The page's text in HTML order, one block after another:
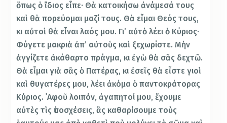
ὅπως ὁ ἴδιος εἶπε· Θὰ κατοικήσω ἀνάμεσά τους
καὶ θὰ πορεύομαι μαζί τους. Θὰ εἶμαι Θεός τους,
κι αὐτοὶ θὰ εἶναι λαός μου. Γι’ αὐτὸ λέει ὁ Κύριος·
Φύγετε μακριὰ ἀπ’ αὐτοὺς καὶ ξεχωρίστε. Μὴν
ἀγγίζετε ἀκάθαρτο πράγμα, κι ἐγὼ θὰ σᾶς δεχτῶ.
Θὰ εἶμαι γιὰ σᾶς ὁ Πατέρας, κι ἐσεῖς θὰ εἶστε γιοὶ
καὶ θυγατέρες μου, λέει ἀκόμα ὁ παντοκράτορας
Κύριος. ᾿Αφοῦ λοιπόν, ἀγαπητοί μου, ἔχουμε
αὐτὲς τὶς ὑποσχέσεις, ἂς καθαρίσουμε τοὺς